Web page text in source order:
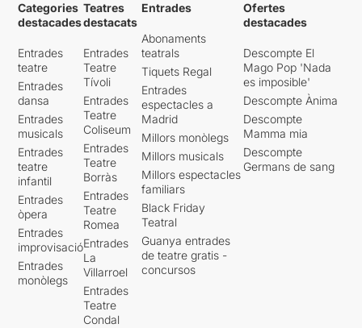
Categories
destacades
Entrades
teatre
Entrades
dansa
Entrades
musicals
Entrades
teatre
infantil
Entrades
òpera
Entrades
improvisació
Entrades
monòlegs
Teatres
destacats
Entrades
Teatre
Tívoli
Entrades
Teatre
Coliseum
Entrades
Teatre
Borràs
Entrades
Teatre
Romea
Entrades
La
Villarroel
Entrades
Teatre
Condal
Entrades
Abonaments
teatrals
Tiquets Regal
Entrades
espectacles a
Madrid
Millors monòlegs
Millors musicals
Millors espectacles
familiars
Black Friday
Teatral
Guanya entrades
de teatre gratis -
concursos
Ofertes
destacades
Descompte El
Mago Pop 'Nada
es imposible'
Descompte Ànima
Descompte
Mamma mia
Descompte
Germans de sang